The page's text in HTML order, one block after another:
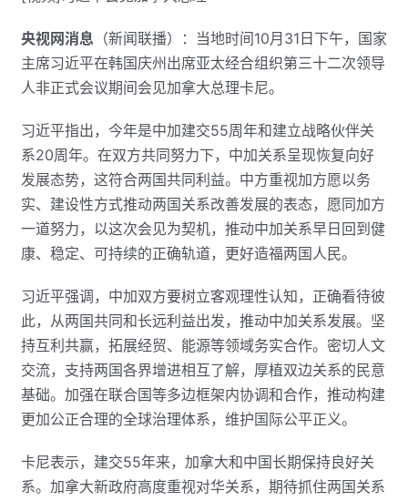
央视网消息 （新闻联播）：当地时间10月31日下午，国家
主席习近平在韩国庆州出席亚太经合组织第三十二次领导
人非正式会议期间会见加拿大总理卡尼。
习近平指出，今年是中加建交55周年和建立战略伙伴关
系20周年。在双方共同努力下，中加关系呈现恢复向好
发展态势，这符合两国共同利益。中方重视加方愿以务
实、建设性方式推动两国关系改善发展的表态，愿同加方
一道努力，以这次会见为契机，推动中加关系早日回到健
康、稳定、可持续的正确轨道，更好造福两国人民。
习近平强调，中加双方要树立客观理性认知，正确看待彼
此，从两国共同和长远利益出发，推动中加关系发展。坚
持互利共赢，拓展经贸、能源等领域务实合作。密切人文
交流，支持两国各界增进相互了解，厚植双边关系的民意
基础。加强在联合国等多边框架内协调和合作，推动构建
更加公正合理的全球治理体系，维护国际公平正义。
卡尼表示，建交55年来，加拿大和中国长期保持良好关
系。加拿大新政府高度重视对华关系，期待抓住两国关系